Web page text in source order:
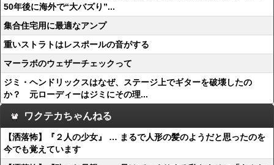
50年後に海外で“大バズり”...
集合住宅用に最適なアンプ
重いストラトはレスポールの音がする
マーラボのウェザーチェックって
ジミ・ヘンドリックスはなぜ、ステージ上でギターを破壊したの
か？ 元ローディーはジミにその理...
ワクテカちゃんねる
【洒落怖】『２人の少女』 … まるで人形の髪のようだと思ったのを
今でも覚えています